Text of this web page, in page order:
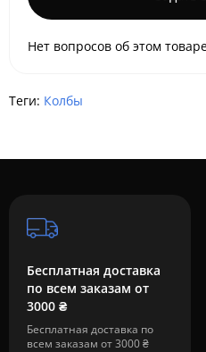
Нет вопросов об этом
Теги: Колбы
Бесплатная доставка
по всем заказам от
3000 ₴
Бесплатная доставка по
всем заказам от 3000 ₴